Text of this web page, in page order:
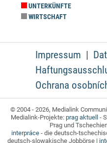
UNTERKÜNFTE
WIRTSCHAFT
Impressum
Ochrana
© 2004 - 2026, Medialink
Medialink-Projekte: prag aktuell -
Prag und
interpráce- die deutsch-
deutsch-slowakische Jobbörse |